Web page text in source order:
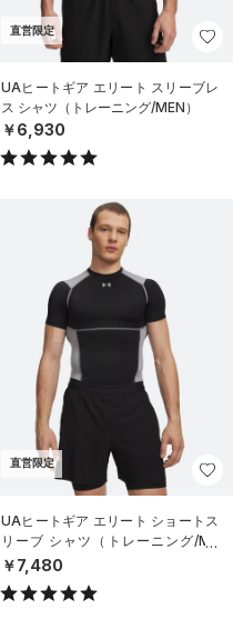
直営限定
UAヒートギア エリート スリーブレ
ス シャツ（トレーニング/MEN）
￥6,930
直営限定
UAヒートギア エリート ショートス
リーブ シャツ（トレーニング/ME
N）
￥7,480